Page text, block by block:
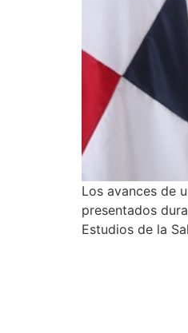
Los avances de
presentados
Estudios de la